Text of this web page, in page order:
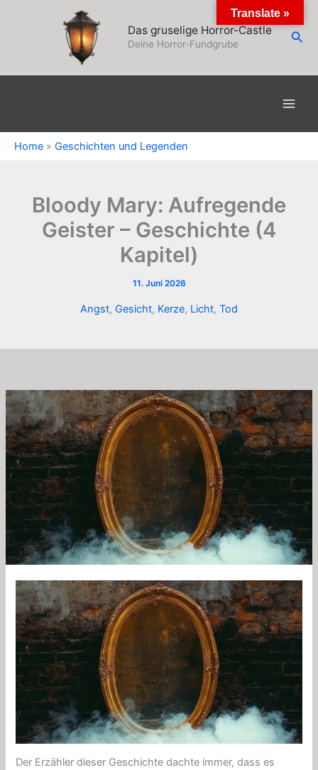
Das gruselige Horror-Castle
Deine Horror-Fundgrube
Home » Geschichten und Legenden
Bloody Mary: Aufregende
Geister – Geschichte (4
Kapitel)
11. Juni 2026
Angst, Gesicht, Kerze, Licht, Tod
Der Erzähler dieser Geschichte dachte immer, dass es
Translate »